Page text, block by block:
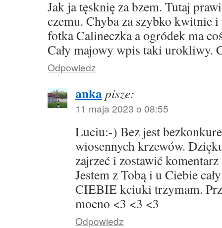
Jak ja tęsknię za bzem. Tutaj
czemu. Chyba za szybko kwitnie
fotka Calineczka a ogródek ma
Cały majowy wpis taki urokliwy.
Odpowiedz
ankapisze:
11 maja 2023 o 08:55
Luciu:-) Bez jest
wiosennych krzewów.
zajrzeć i zostawić
Jestem z Tobą i u Ciebie
CIEBIE kciuki trzymam.
mocno <3 <3 <3
Odpowiedz